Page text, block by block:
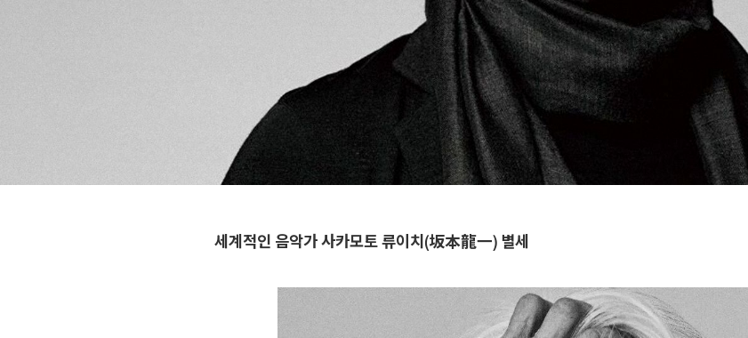
세계적인 음악가 사카모토 류이치(坂本龍一) 별세